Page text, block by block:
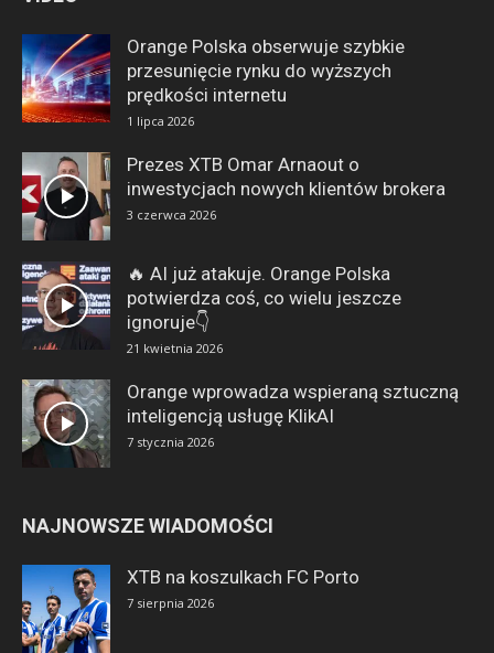
Orange Polska obserwuje szybkie
przesunięcie rynku do wyższych
prędkości internetu
1 lipca 2026
Prezes XTB Omar Arnaout o
inwestycjach nowych klientów brokera
3 czerwca 2026
🔥 AI już atakuje. Orange Polska
potwierdza coś, co wielu jeszcze
ignoruje👇
21 kwietnia 2026
Orange wprowadza wspieraną sztuczną
inteligencją usługę KlikAI
7 stycznia 2026
NAJNOWSZE WIADOMOŚCI
XTB na koszulkach FC Porto
7 sierpnia 2026